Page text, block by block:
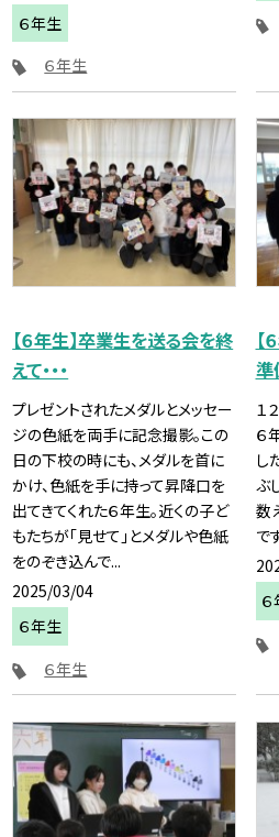
６年生
６年生
【６年生】卒業生を送る会を終
えて・・・
プレゼントされたメダルとメッセー
ジの色紙を両手に記念撮影。この
日の下校の時にも、メダルを首に
かけ、色紙を手に持って昇降口を
出てきてくれた６年生。近くの子ど
もたちが「見せて」とメダルや色紙
をのぞき込んで...
2025/03/04
６年生
６年生
【
１
６
し
ぶ
数
で